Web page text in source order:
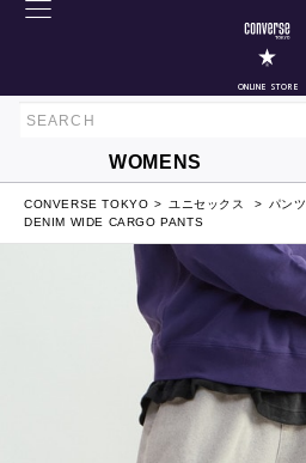
ONLINE STORE
WOMENS
CONVERSE TOKYO ユニセックス パンツ
DENIM WIDE CARGO PANTS